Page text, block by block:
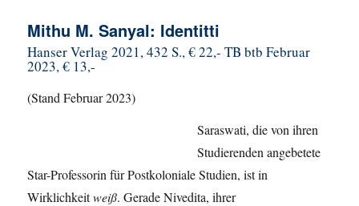
Mithu M. Sanyal: Identitti
Hanser Verlag 2021, 432 S., € 22,- TB btb Februar
2023, € 13,-
(Stand Februar 2023)
Saraswati, die von ihren
Studierenden angebetete
Star-Professorin für Postkoloniale Studien, ist in
Wirklichkeitweiß. Gerade Nivedita, ihrer